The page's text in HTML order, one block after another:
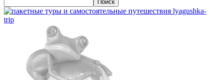
lyagushka-
trip